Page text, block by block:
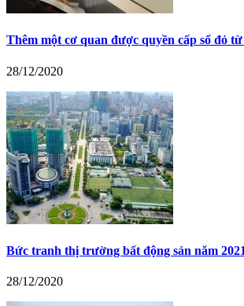
Thêm một cơ quan được quyền cấp sổ đỏ
28/12/2020
Bức tranh thị trường bất động sản năm
28/12/2020